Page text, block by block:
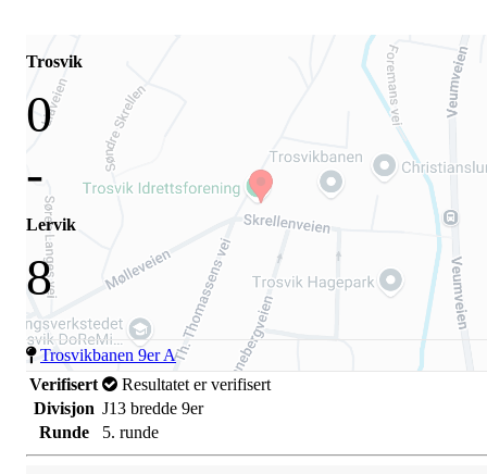
Trosvik
0
-
Lervik
8
Trosvikbanen 9er A
Verifisert
Resultatet er verifisert
Divisjon J13 bredde 9er
Runde
5. runde